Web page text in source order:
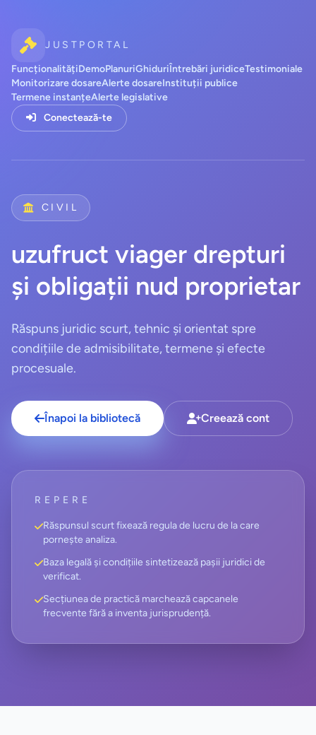
JUSTPORTAL
FuncționalitățiDemoPlanuriGhiduriÎntrebări juridiceTestimoniale
Monitorizare dosareAlerte dosareInstituții publice
Termene instanțeAlerte legislative
Conectează-te
CIVIL
uzufruct viager drepturi
și obligații nud proprietar
Răspuns juridic scurt, tehnic și orientat spre
condițiile de admisibilitate, termene și efecte
procesuale.
Înapoi la bibliotecă Creează cont
REPERE
Răspunsul scurt fixează regula de lucru de la care
pornește analiza.
Baza legală și condițiile sintetizează pașii juridici de
verificat.
Secțiunea de practică marchează capcanele
frecvente fără a inventa jurisprudență.